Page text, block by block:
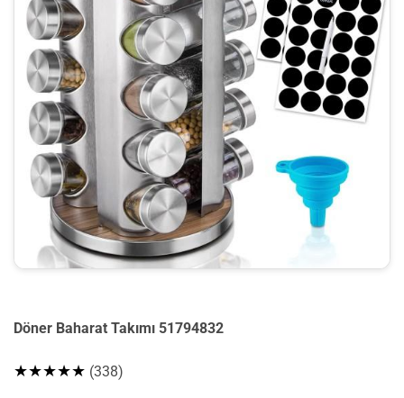
Döner Baharat Takımı 51794832
★★★★★ (338)